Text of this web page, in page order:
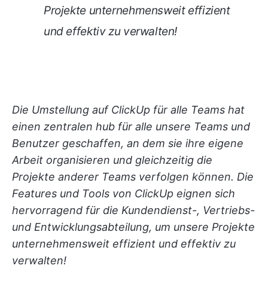
Projekte unternehmensweit effizient
und effektiv zu verwalten!
Die Umstellung auf ClickUp für alle Teams hat
einen zentralen hub für alle unsere Teams und
Benutzer geschaffen, an dem sie ihre eigene
Arbeit organisieren und gleichzeitig die
Projekte anderer Teams verfolgen können. Die
Features und Tools von ClickUp eignen sich
hervorragend für die Kundendienst-, Vertriebs-
und Entwicklungsabteilung, um unsere Projekte
unternehmensweit effizient und effektiv zu
verwalten!